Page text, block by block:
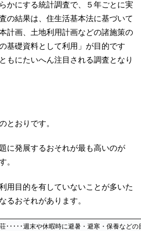
かにする統計調査で、５年ごとに実
の結果は、住生活基本法に基づいて
計画、土地利用計画などの諸施策の
基礎資料として利用」が目的です
もにたいへん注目される調査となり
とおりです。
に発展するおそれが最も高いのが
。
用目的を有していないことが多いた
るおそれがあります。
･････週末や休暇時に避暑・避寒・保養など